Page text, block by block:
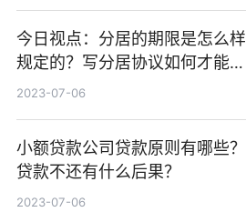
今日视点：分居的期限是怎么样
规定的？写分居协议如何才能有
效？
2023-07-06
小额贷款公司贷款原则有哪些？
贷款不还有什么后果？
2023-07-06